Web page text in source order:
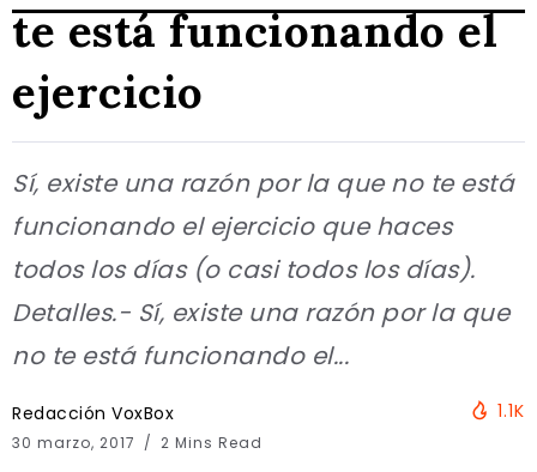
te está funcionando el
ejercicio
Sí, existe una razón por la que no te está
funcionando el ejercicio que haces
todos los días (o casi todos los días).
Detalles.- Sí, existe una razón por la que
no te está funcionando el...
Redacción VoxBox
30 marzo, 2017 2 Mins Read
1.1K